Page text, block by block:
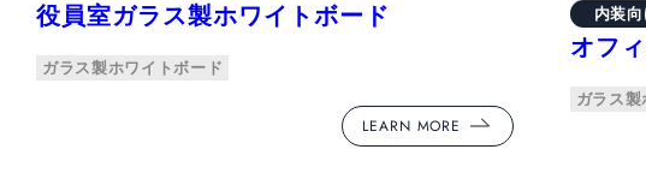
役員室ガラス製ホワイトボード
ガラス製ホワイトボード
LEARN MORE
オフ
内装
ガラス製